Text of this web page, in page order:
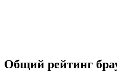
Общий рейтинг